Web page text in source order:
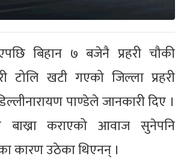
बिहान ७ बजेनै प्रहरी चौकी
टोलि खटी गएको जिल्ला प्रहरी
पाण्डेले जानकारी दिए ।
बाख्रा कराएको आवाज सुनेपनि
कारण उठेका थिएनन् ।